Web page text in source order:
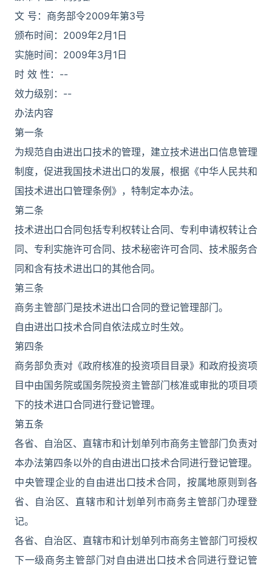
文 号：商务部令2009年第3号
颁布时间：2009年2月1日
实施时间：2009年3月1日
时 效 性：--
效力级别：--
办法内容
第一条
为规范自由进出口技术的管理，建立技术进出口信息管理
制度，促进我国技术进出口的发展，根据《中华人民共和
国技术进出口管理条例》，特制定本办法。
第二条
技术进出口合同包括专利权转让合同、专利申请权转让合
同、专利实施许可合同、技术秘密许可合同、技术服务合
同和含有技术进出口的其他合同。
第三条
商务主管部门是技术进出口合同的登记管理部门。
自由进出口技术合同自依法成立时生效。
第四条
商务部负责对《政府核准的投资项目目录》和政府投资项
目中由国务院或国务院投资主管部门核准或审批的项目项
下的技术进口合同进行登记管理。
第五条
各省、自治区、直辖市和计划单列市商务主管部门负责对
本办法第四条以外的自由进出口技术合同进行登记管理。
中央管理企业的自由进出口技术合同，按属地原则到各
省、自治区、直辖市和计划单列市商务主管部门办理登
记。
各省、自治区、直辖市和计划单列市商务主管部门可授权
下一级商务主管部门对自由进出口技术合同进行登记管